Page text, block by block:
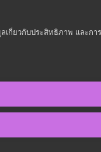
ลเกี่ยวกับประสิทธิภาพ และ